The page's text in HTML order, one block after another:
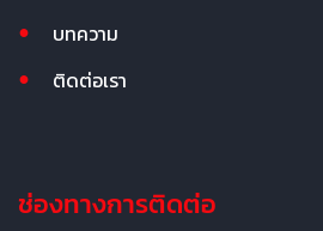
บทความ
ติดต่อเรา
ช่องทางการติดต่อ